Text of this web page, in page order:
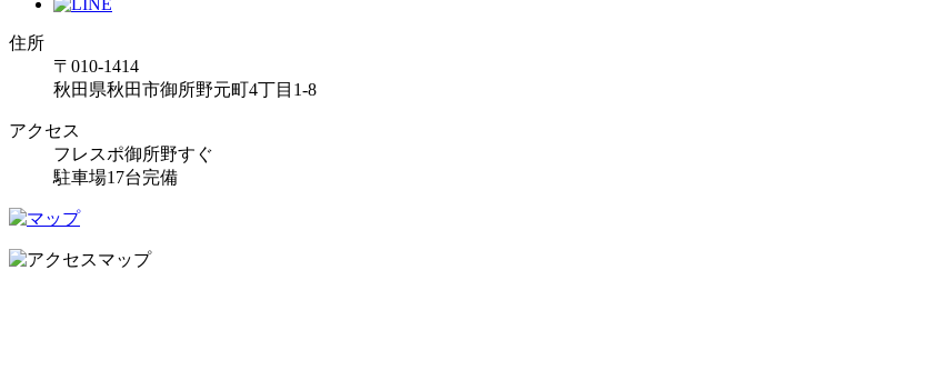
住所
〒010-1414
秋田県秋田市御所野元町4丁目1-8
アクセス
フレスポ御所野すぐ
駐車場17台完備